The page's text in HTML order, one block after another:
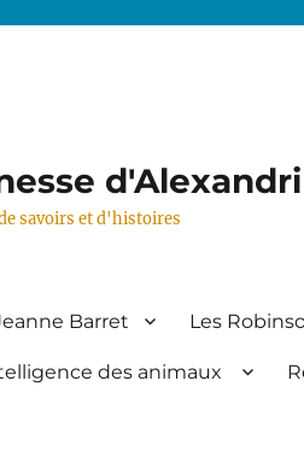
savoirs et d'histoires
Barret Les
des animaux